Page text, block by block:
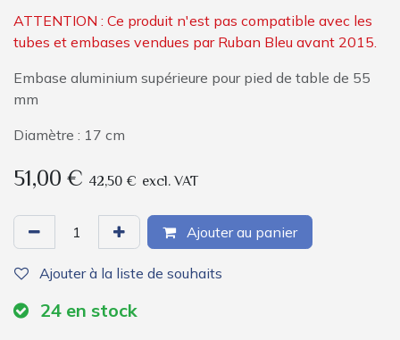
ATTENTION : Ce produit n'est pas compatible avec les
tubes et embases vendues par Ruban Bleu avant 2015.
Embase aluminium supérieure pour pied de table de 55
mm
Diamètre : 17 cm
51,00€ 42,50 € excl. VAT
Ajouter au panier
Ajouter à la liste de souhaits
24 en stock